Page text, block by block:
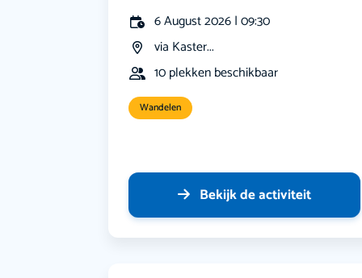
6 August 2026 | 09:30
via Kaster...
10 plekken beschikbaar
Wandelen
Bekijk de activiteit